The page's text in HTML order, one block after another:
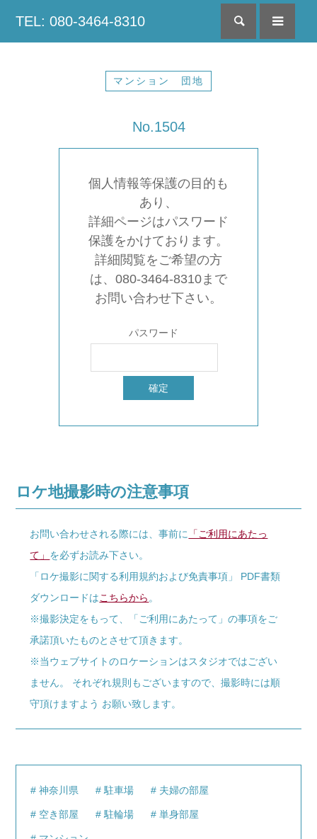
TEL: 080-3464-8310 検索
マンション 団地
No.1504
個人情報等保護の目的も
あり、
詳細ページはパスワード
保護をかけております。
詳細閲覧をご希望の方
は、080-3464-8310まで
お問い合わせ下さい。
パスワード
ロケ地撮影時の注意事項
お問い合わせされる際には、事前に 「ご利用にあたっ
て」 を必ずお読み下さい。
「ロケ撮影に関する利用規約および免責事項」 PDF書類
ダウンロードはこちらから。
※撮影決定をもって、「ご利用にあたって」の事項をご
承諾頂いたものとさせて頂きます。
※当ウェブサイトのロケーションはスタジオではござい
ません。 それぞれ規則もございますので、撮影時には順
守頂けますよう お願い致します。
神奈川県 駐車場 夫婦の部屋
空き部屋 駐輪場 単身部屋